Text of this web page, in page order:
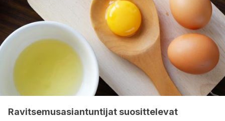
Ravitsemusasiantuntijat suosittelevat